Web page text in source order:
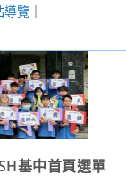
導覽｜
基中首頁選單